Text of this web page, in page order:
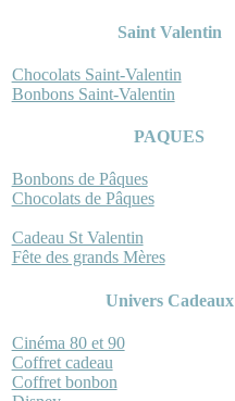
Saint Valentin
Chocolats Saint-Valentin
Bonbons Saint-Valentin
PAQUES
Bonbons de Pâques
Chocolats de Pâques
Cadeau St Valentin
Fête des grands Mères
Univers Cadeaux
Cinéma 80 et 90
Coffret cadeau
Coffret bonbon